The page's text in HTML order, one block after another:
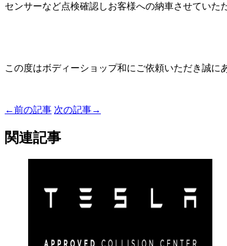
センサーなど点検確認しお客様への納車させていた
この度はボディーショップ和にご依頼いただき誠に
←前の記事 次の記事→
関連記事